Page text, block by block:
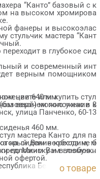
“Канто” базовый с к
на высоком хромирова
фанеры и высокоэлас
стульчик мастера “Кант
в глубокое сид
и современный инт
верным помощником
цвете или купить стул
(базовый) можно у нас в к
улица Панченко, 60-13
мастера Канто для па
Вам необходим, м
Вам возможн
через менеджеров по про
640 мм.
верхнем положении 8
460 мм.
на сидение кресла не б
по Минску и в любую т
офертой.
Беларусь.о товаре